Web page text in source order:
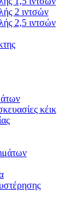
2 ιντσών
2,5 ιντσών
κέικ